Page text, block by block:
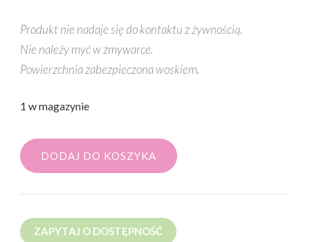
Produkt nie nadaje się do kontaktu z żywnością.
Nie należy myć w zmywarce.
Powierzchnia zabezpieczona woskiem.
1 w magazynie
DODAJ DO KOSZYKA
ZAPYTAJ O DOSTĘPNOŚĆ